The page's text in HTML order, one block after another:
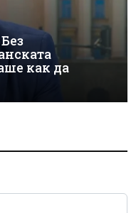
как да